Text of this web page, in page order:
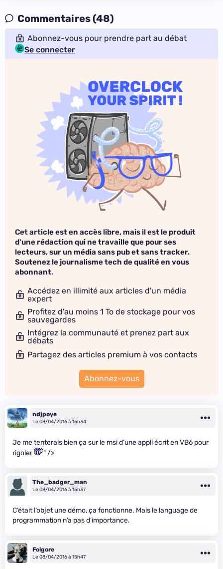
Commentaires (48)
Abonnez-vous pour prendre part au débat
Se connecter
Cet article est en accès libre, mais il est le produit
d'une rédaction qui ne travaille que pour ses
lecteurs, sur un média sans pub et sans tracker.
Soutenez le journalisme tech de qualité en vous
abonnant.
Accédez en illimité aux articles d'un média
expert
Profitez d'au moins 1 To de stockage pour vos
sauvegardes
Intégrez la communauté et prenez part aux
débats
Partagez des articles premium à vos contacts
Abonnez-vous
ndjpoye
Le 08/04/2016 à 15h34
Je me tenterais bien ça sur le msi d’une appli écrit en VB6 pour
rigoler
" />
The_badger_man
Le 08/04/2016 à 15h37
C’était l’objet une démo, ça fonctionne. Mais le language de
programmation n’a pas d’importance.
Folgore
Le 08/04/2016 à 15h47